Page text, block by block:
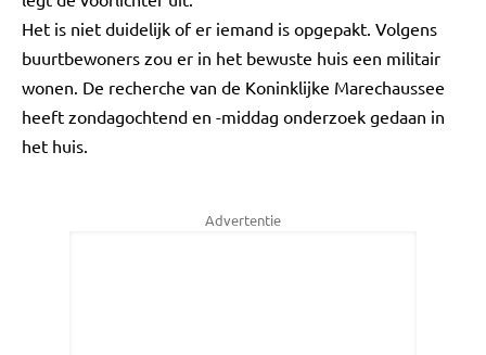
Het is niet duidelijk of er iemand is opgepakt. Volgens
buurtbewoners zou er in het bewuste huis een militair
wonen. De recherche van de Koninklijke Marechaussee
heeft zondagochtend en -middag onderzoek gedaan in
het huis.
Advertentie